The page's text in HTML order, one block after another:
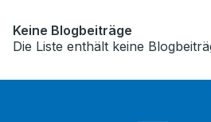
Keine Blogbeiträge
Die Liste enthält keine